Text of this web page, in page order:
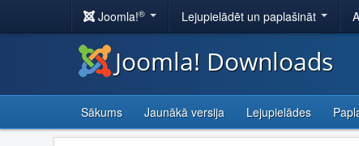
Joomla!® Lejupielādēt un paplašināt
Joomla! Downloads
Sākums Jaunākā versija Lejupielādes